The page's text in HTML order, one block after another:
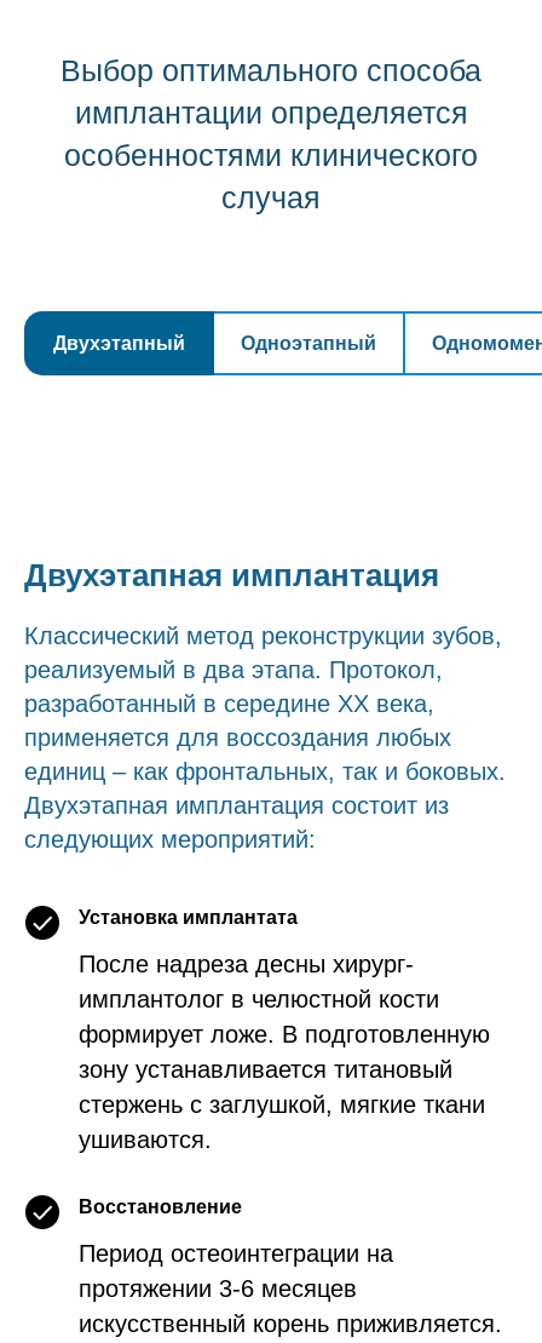
Выбор оптимального способа
имплантации определяется
особенностями клинического
случая
Двухэтапный Одноэтапный
Двухэтапная имплантация
Классический метод реконструкции зубов,
реализуемый в два этапа. Протокол,
разработанный в середине ХХ века,
применяется для воссоздания любых
единиц – как фронтальных, так и боковых.
Двухэтапная имплантация состоит из
следующих мероприятий:
Установка имплантата
После надреза десны хирург-
имплантолог в челюстной кости
формирует ложе. В подготовленную
зону устанавливается титановый
стержень с заглушкой, мягкие ткани
ушиваются.
Восстановление
Период остеоинтеграции на
протяжении 3-6 месяцев
искусственный корень приживляется.